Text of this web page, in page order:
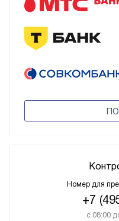
Номер для
+7
с 08:00